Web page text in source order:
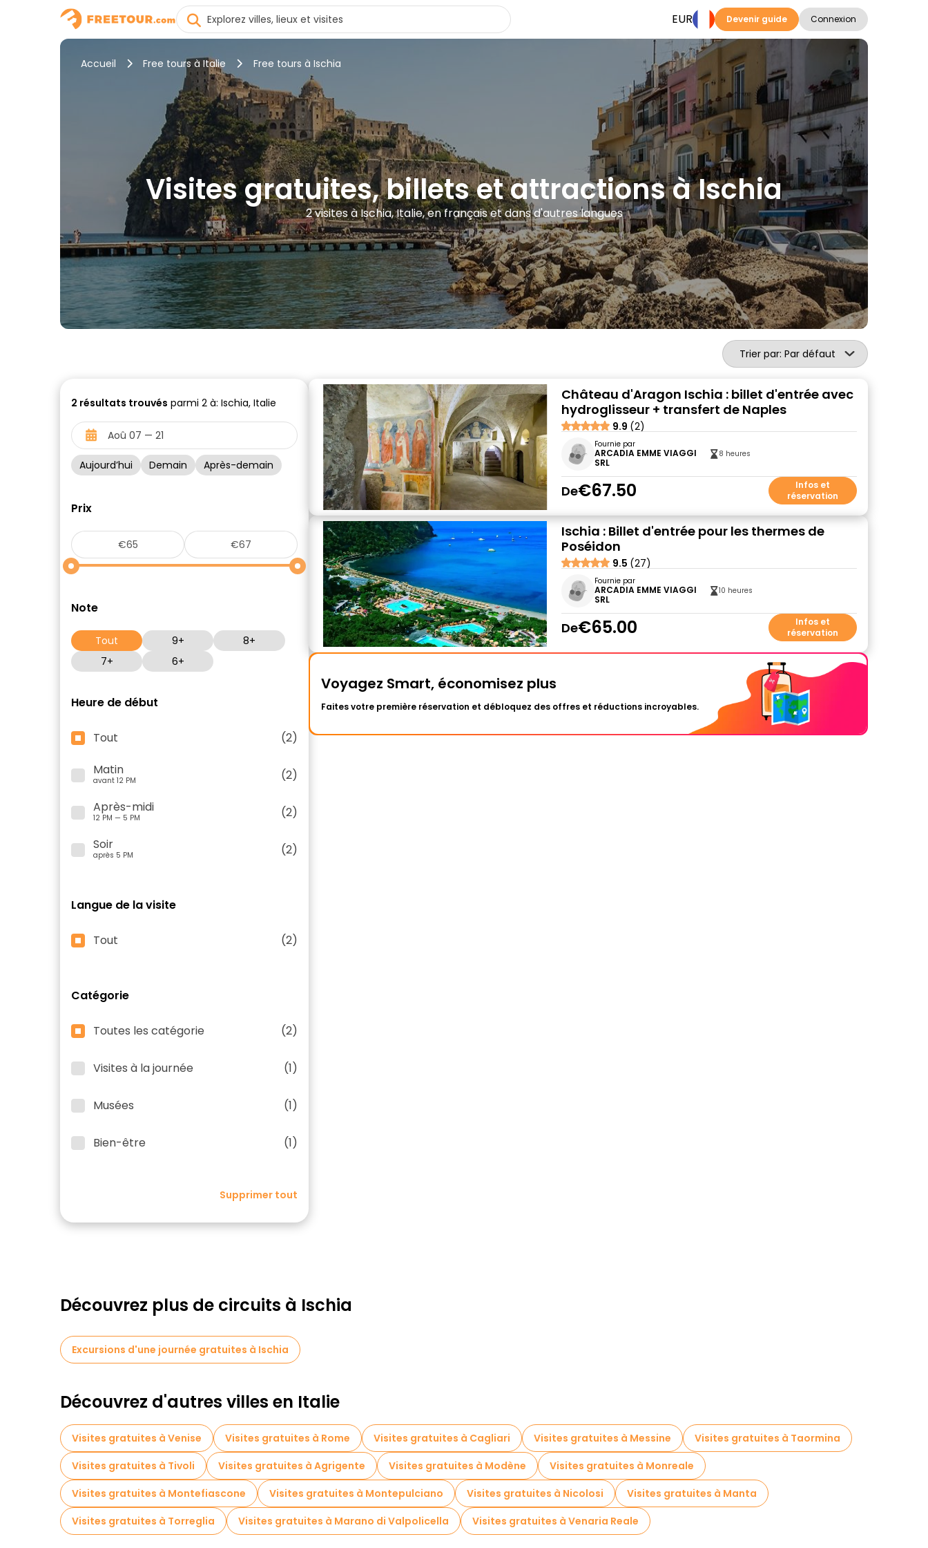
EUR Devenir guide Connexion
Accueil Free tours à Italie Free tours à Ischia
Visites gratuites, billets et attractions à Ischia
2 visites à Ischia, Italie, en français et dans d'autres langues
Trier par: Par défaut
2 résultats trouvés parmi 2 à: Ischia, Italie
Aujourd’hui Demain Après-demain
Prix
Note
Tout 9+
8+
7+
6+
Heure de début
Tout
(2)
Matin
avant 12 PM
(2)
Après-midi
12 PM — 5 PM
(2)
Soir
après 5 PM (2)
Langue de la visite
Tout (2)
Catégorie
Toutes les catégorie (2)
Visites à la journée (1)
Musées (1)
Bien-être (1)
Supprimer tout
Château d'Aragon Ischia : billet d'entrée avec
hydroglisseur + transfert de Naples
9.9 (2)
Fournie par
ARCADIA EMME VIAGGI
SRL
8 heures
De€67.50
Infos et
réservation
Ischia : Billet d'entrée pour les thermes de
Poséidon
9.5 (27)
Fournie par
ARCADIA EMME VIAGGI
SRL
10 heures
De€65.00
Infos et
réservation
Voyagez Smart, économisez plus
Faites votre première réservation et débloquez des offres et réductions incroyables.
Découvrez plus de circuits à Ischia
Excursions d'une journée gratuites à Ischia
Découvrez d'autres villes en Italie
Visites gratuites à Venise Visites gratuites à Rome Visites gratuites à Cagliari Visites gratuites à Messine
Visites gratuites à Taormina
Visites gratuites à Tivoli
Visites gratuites à Agrigente Visites gratuites à Modène
Visites gratuites à Monreale
Visites gratuites à Montefiascone
Visites gratuites à Montepulciano Visites gratuites à Nicolosi
Visites gratuites à Manta
Visites gratuites à Torreglia
Visites gratuites à Marano di Valpolicella Visites gratuites à Venaria Reale